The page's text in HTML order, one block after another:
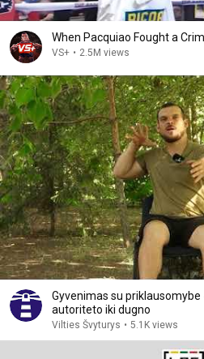
When Pacquiao Fought a
VS+ • 2.5M views
Gyvenimas su priklausomybe
autoriteto iki dugno
Vilties Švyturys • 5.1K views